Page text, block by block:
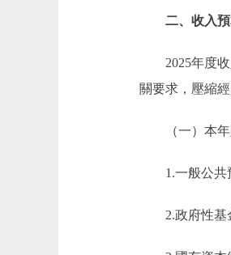
二、收入預
2025年度收入
關要求，壓縮經
（一）本年
1.一般公共預
2.政府性基金